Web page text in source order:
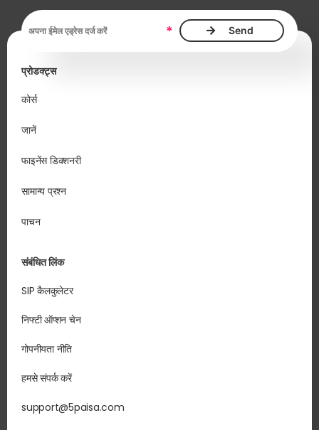
ईमेल एड्रेस आवश्यक है *
प्रोडक्ट्स
कोर्स
जानें
फाइनेंस डिक्शनरी
सामान्य प्रश्न
पाचन
संबंधित लिंक
SIP कैलकुलेटर
निफ्टी ऑप्शन चेन
गोपनीयता नीति
हमसे संपर्क करें
support@5paisa.com